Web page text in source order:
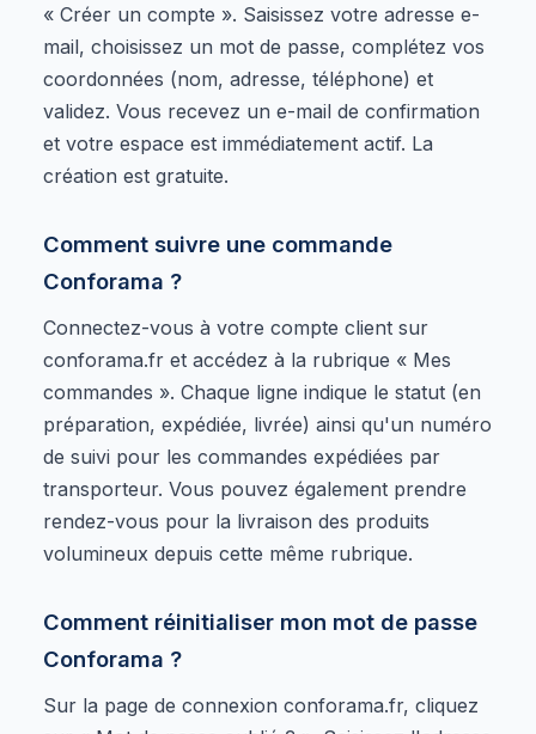
« Créer un compte ». Saisissez votre adresse e-
mail, choisissez un mot de passe, complétez vos
coordonnées (nom, adresse, téléphone) et
validez. Vous recevez un e-mail de confirmation
et votre espace est immédiatement actif. La
création est gratuite.
Comment suivre une commande
Conforama ?
Connectez-vous à votre compte client sur
conforama.fr et accédez à la rubrique « Mes
commandes ». Chaque ligne indique le statut (en
préparation, expédiée, livrée) ainsi qu'un numéro
de suivi pour les commandes expédiées par
transporteur. Vous pouvez également prendre
rendez-vous pour la livraison des produits
volumineux depuis cette même rubrique.
Comment réinitialiser mon mot de passe
Conforama ?
Sur la page de connexion conforama.fr, cliquez